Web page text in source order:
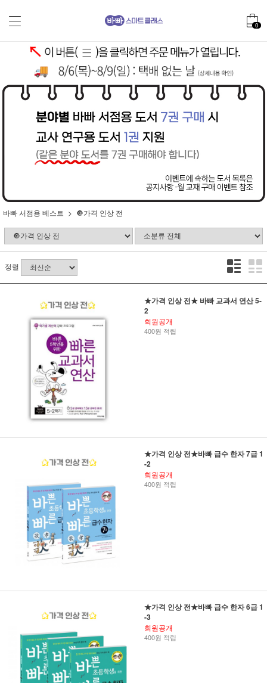
0
바빠 서점용 베스트 🔘가격 인상 전
정렬
★가격 인상 전★ 바빠 교과서 연산 5-
2
회원공개
400원 적립
★가격 인상 전★바빠 급수 한자 7급 1
-2
회원공개
400원 적립
★가격 인상 전★바빠 급수 한자 6급 1
-3
회원공개
400원 적립